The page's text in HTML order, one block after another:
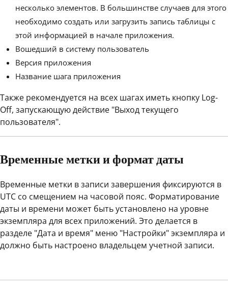
несколько элементов. В большинстве случаев для этого
необходимо создать или загрузить запись таблицы с
этой информацией в начале приложения.
Вошедший в систему пользователь
Версия приложения
Название шага приложения
Также рекомендуется на всех шагах иметь кнопку Log-
Off, запускающую действие "Выход текущего
пользователя".
Временные метки и формат даты
Временные метки в записи завершения фиксируются в
UTC со смещением на часовой пояс. Форматирование
даты и времени может быть установлено на уровне
экземпляра для всех приложений. Это делается в
разделе "Дата и время" меню "Настройки" экземпляра и
должно быть настроено владельцем учетной записи.